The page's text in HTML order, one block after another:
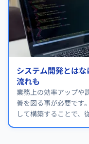
システム開発とは
流れも
業務上の効率アップや
善を図る事が必要です
して構築することで、